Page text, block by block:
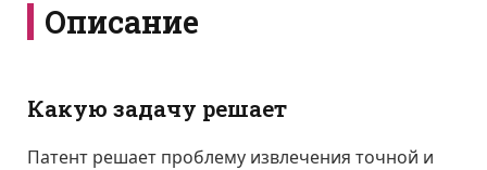
Описание
Какую задачу решает
Патент решает проблему извлечения точной и